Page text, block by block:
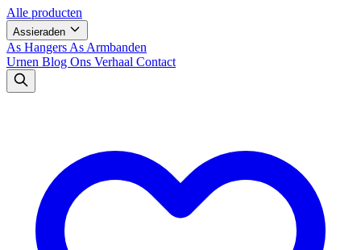
Alle producten
Assieraden
As Hangers As Armbanden
Urnen Blog Ons Verhaal Contact